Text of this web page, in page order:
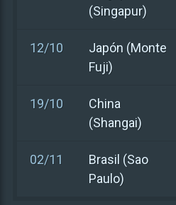
(Singapur)
12/10
Japón (Monte
Fuji)
19/10
China
(Shangai)
02/11
Brasil (Sao
Paulo)